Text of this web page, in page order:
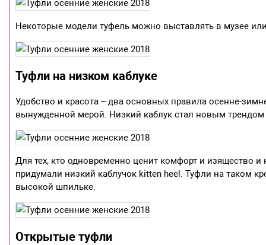
Некоторые модели туфель можно выставлять в музее
Туфли на низком каблуке
Удобство и красота – два основных правила осенне-
вынужденной мерой. Низкий каблук стал новым
Для тех, кто одновременно ценит комфорт и изящество
придумали низкий каблучок kitten heel. Туфли на таком
высокой шпильке.
Открытые туфли